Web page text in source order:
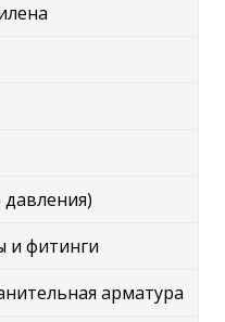
и фитинги
арматура